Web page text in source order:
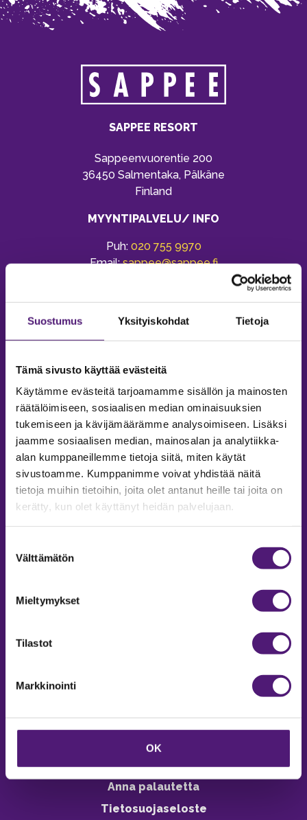
Suostumus Yksityiskohdat Tietoja
Tämä sivusto käyttää evästeitä
Käytämme evästeitä tarjoamamme sisällön ja mainosten
räätälöimiseen, sosiaalisen median ominaisuuksien
tukemiseen ja kävijämäärämme analysoimiseen. Lisäksi
jaamme sosiaalisen median, mainosalan ja analytiikka-
alan kumppaneillemme tietoja siitä, miten käytät
sivustoamme. Kumppanimme voivat yhdistää näitä
tietoja muihin tietoihin, joita olet antanut heille tai joita on
kerätty, kun olet käyttänyt heidän palvelujaan.
valinta
Välttämätön
Mieltymykset
Tilastot
Markkinointi
OK
SAPPEE RESORT
Sappeenvuorentie 200
36450 Salmentaka, Pälkäne
Finland
MYYNTIPALVELU/ INFO
Puh: 020 755 9970
Email:sappee@sappee.fi
MAJOITUS
Tiedustelut & Varaukset
Vastuullisuus
Ympäristöohjelma
Avoimet työpaikat
Anna palautetta
Tietosuojaseloste